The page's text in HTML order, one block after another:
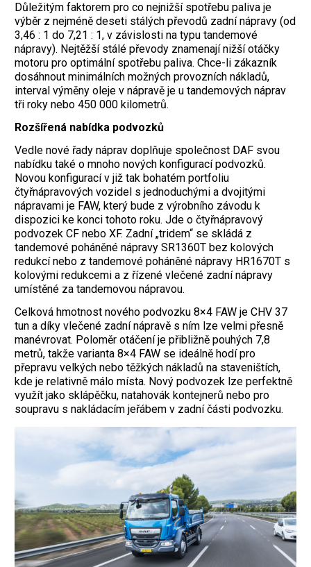
Důležitým faktorem pro co nejnižší spotřebu paliva je
výběr z nejméně deseti stálých převodů zadní nápravy (od
3,46 : 1 do 7,21 : 1, v závislosti na typu tandemové
nápravy). Nejtěžší stálé převody znamenají nižší otáčky
motoru pro optimální spotřebu paliva. Chce-li zákazník
dosáhnout minimálních možných provozních nákladů,
interval výměny oleje v nápravě je u tandemových náprav
tři roky nebo 450 000 kilometrů.
Rozšířená nabídka podvozků
Vedle nové řady náprav doplňuje společnost DAF svou
nabídku také o mnoho nových konfigurací podvozků.
Novou konfigurací v již tak bohatém portfoliu
čtyřnápravových vozidel s jednoduchými a dvojitými
nápravami je FAW, který bude z výrobního závodu k
dispozici ke konci tohoto roku. Jde o čtyřnápravový
podvozek CF nebo XF. Zadní „tridem“ se skládá z
tandemové poháněné nápravy SR1360T bez kolových
redukcí nebo z tandemové poháněné nápravy HR1670T s
kolovými redukcemi a z řízené vlečené zadní nápravy
umístěné za tandemovou nápravou.
Celková hmotnost nového podvozku 8×4 FAW je CHV 37
tun a díky vlečené zadní nápravě s ním lze velmi přesně
manévrovat. Poloměr otáčení je přibližně pouhých 7,8
metrů, takže varianta 8×4 FAW se ideálně hodí pro
přepravu velkých nebo těžkých nákladů na staveništích,
kde je relativně málo místa. Nový podvozek lze perfektně
využít jako sklápěčku, natahovák kontejnerů nebo pro
soupravu s nakládacím jeřábem v zadní části podvozku.